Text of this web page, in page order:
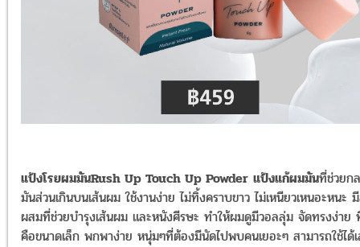
แป้งโรยผมมันRush Up Touch Up Powder แป้งแก้ผมมันที่ช่วยก
มันส่วนเกินบนเส้นผม ใช้งานง่าย ไม่ทิ้งคราบขาว ไม่เหนียวเหนอะหนะ
ผสมที่ช่วยบำรุงเส้นผม และหนังศีรษะ ทำให้ผมดูมีวอลลุ่ม จัดทรงง่า
คือขนาดเล็ก พกพาง่าย หนุ่มๆที่ต้องมีนัดไปพบคนเยอะๆ สามารถใช้ได้